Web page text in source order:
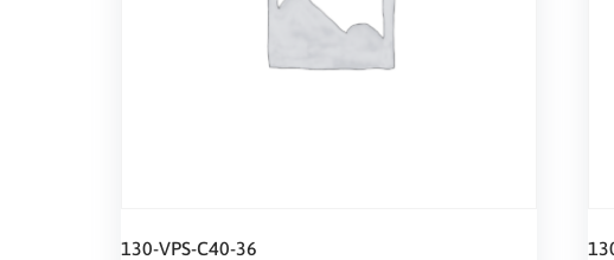
130-VPS-C40-36